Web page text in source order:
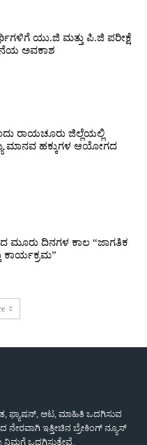
ಯು.ಜಿ ಮತ್ತು ಪಿ.ಜಿ ಪರೀಕ್ಷೆ
ಅವಕಾಶ
ರಾಯಚೂರು ಜಿಲ್ಲೆಯಲ್ಲಿ
ಮಾನವ ಹಕ್ಕುಗಳ ಆಯೋಗದ
ಮೂರು ದಿನಗಳ ಕಾಲ “ಜಾಗತಿಕ
ಕಾರ್ಯಕ್ರಮ”
ಫ್ಯಾಷನ್, ಆಟ, ಮಾಹಿತಿ ಒದಗಿಸುವ
ಇತ್ತೀಚಿನ ಬ್ರೇಕಿಂಗ್ ನ್ಯೂಸ್
ನಿಮಗೆ ಒದಗಿಸುತ್ತೇವೆ.